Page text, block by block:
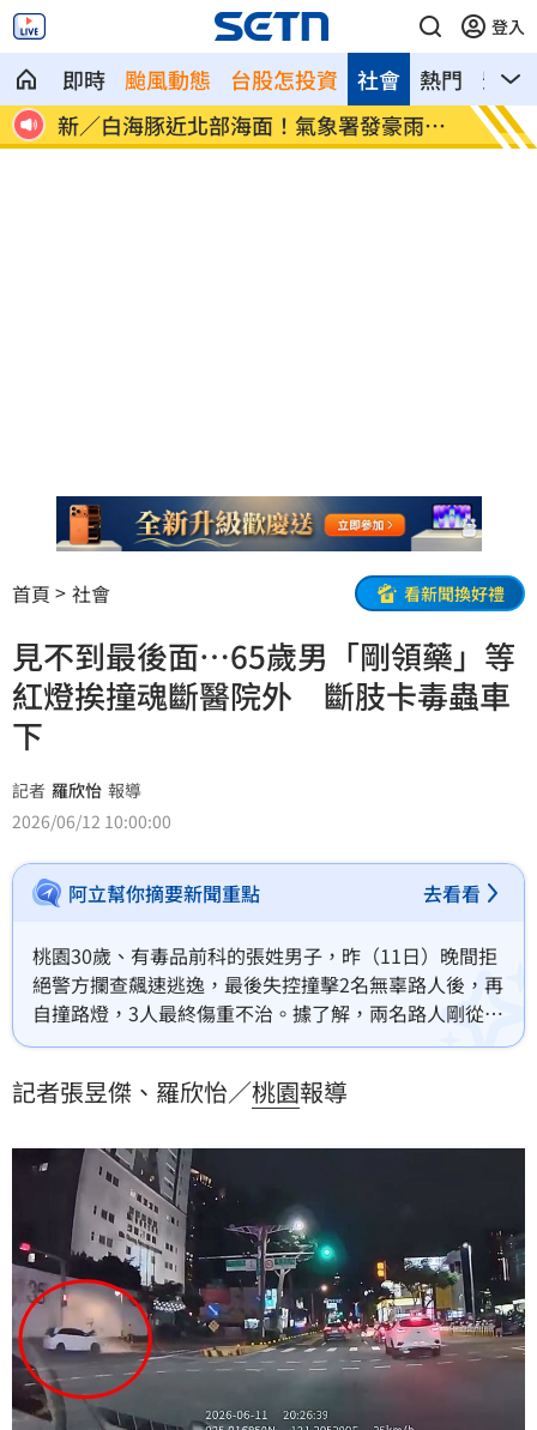
登入
即時 颱風動態 台股怎投資 熱門 影音
社會
特
南電Q2財報公布後 目標價調升 俄軍
首頁 社會 看新聞換好禮
見不到最後面…65歲男「剛領藥」等
紅燈挨撞魂斷醫院外 斷肢卡毒蟲車
下
記者 羅欣怡 報導
2026/06/12 10:00:00
阿立幫你摘要新聞重點 去看看
桃園30歲、有毒品前科的張姓男子，昨（11日）晚間拒
絕警方攔查飆速逃逸，最後失控撞擊2名無辜路人後，再
自撞路燈，3人最終傷重不治。據了解，兩名路人剛從醫
院領藥離開，慘遭橫禍；其中65歲的葉姓男子被張男撞
讓遺體完整。
記者張昱傑、羅欣怡／桃園報導